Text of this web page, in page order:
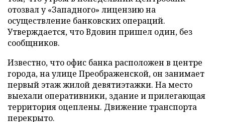
отозвал у «Западного» лицензию на
осуществление банковских операций.
Утверждается, что Вдовин пришел один, без
сообщников.
Известно, что офис банка расположен в центре
города, на улице Преображенской, он занимает
первый этаж жилой девятиэтажки. На место
выехали оперативники, здание и прилегающая
территория оцеплены. Движение транспорта
перекрыто.